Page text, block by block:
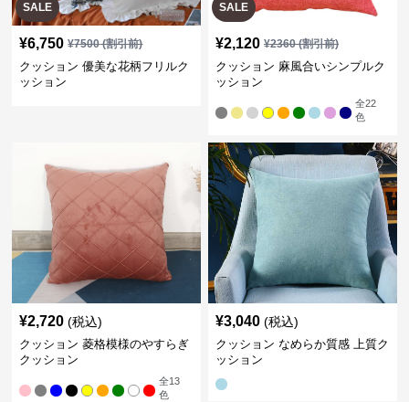
SALE
¥6,750 ¥7500(割引前)
クッション 優美な花柄フリルク
ッション
SALE
¥2,120 ¥2360(割引前)
クッション 麻風合いシンプルク
ッション
全22
色
¥2,720 (税込)
クッション 菱格模様のやすらぎ
クッション
全13
色
¥3,040 (税込)
クッション なめらか質感 上質ク
ッション